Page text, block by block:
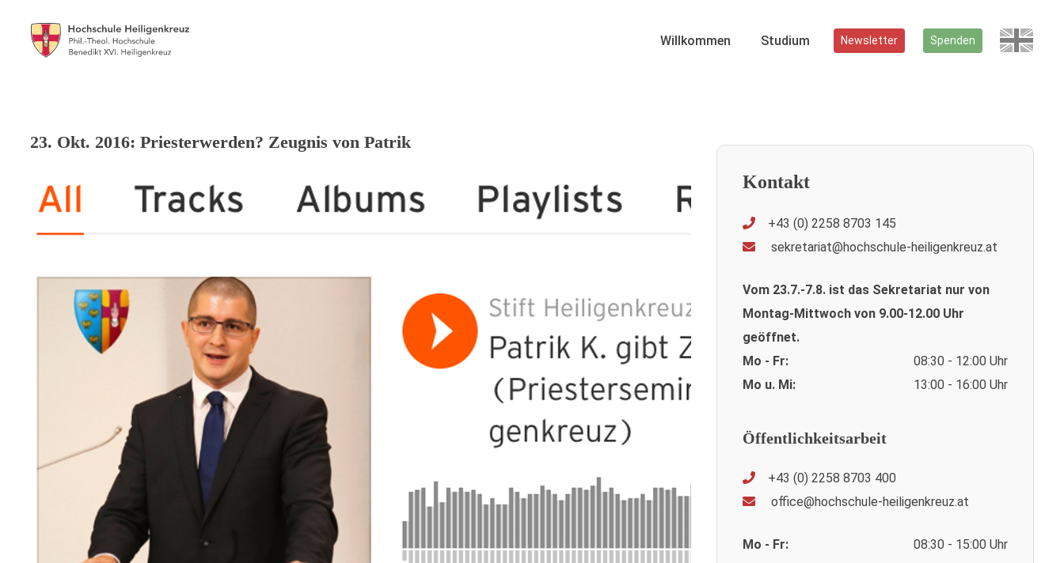
Willkommen Studium Newsletter Spenden
23. Okt. 2016: Priesterwerden? Zeugnis von Patrik
Kontakt
+43 (0) 2258 8703 145
sekretariat@hochschule-heiligenkreuz.at
Vom 23.7.-7.8. ist das Sekretariat nur von
Montag-Mittwoch von 9.00-12.00 Uhr
geöffnet.
Mo - Fr:
08:30 - 12:00 Uhr
Mo u. Mi:
13:00 - 16:00 Uhr
Öffentlichkeitsarbeit
+43 (0) 2258 8703 400
office@hochschule-heiligenkreuz.at
Mo - Fr: 08:30 - 15:00 Uhr